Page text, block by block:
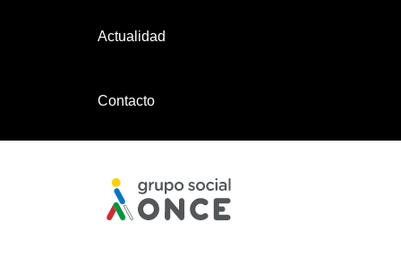
Actualidad
Contacto